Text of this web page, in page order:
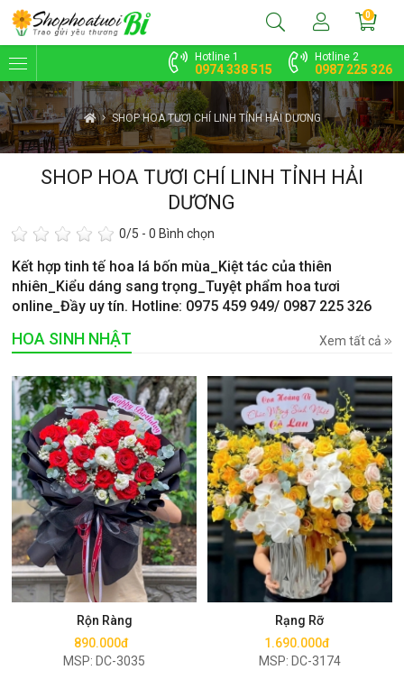
Hotline 1
0974 338 515
Hotline 2
0987 225 326
0
SHOP HOA TƯƠI CHÍ LINH TỈNH HẢI DƯƠNG
SHOP HOA TƯƠI CHÍ LINH TỈNH HẢI
DƯƠNG
0/5 -0 Bình chọn
Kết hợp tinh tế hoa lá bốn mùa_Kiệt tác của thiên
nhiên_Kiểu dáng sang trọng_Tuyệt phẩm hoa tươi
online_Đầy uy tín. Hotline: 0975 459 949/ 0987 225 326
HOA SINH NHẬT Xem tất cả
Rộn Ràng
890.000đ
MSP: DC-3035
Mua ngay
Rạng Rỡ
1.690.000đ
MSP: DC-3174
Mua ngay